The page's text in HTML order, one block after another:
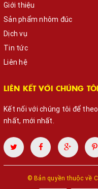
Giới thiệu
Sản phẩm nhôm đúc
Dịch vụ
Tin tức
Liên hệ
LIÊN KẾT VỚI CHÚNG TÔI
Kết nối với chúng tôi để
nhất, mới nhất.
© Bản quyền thuộc về